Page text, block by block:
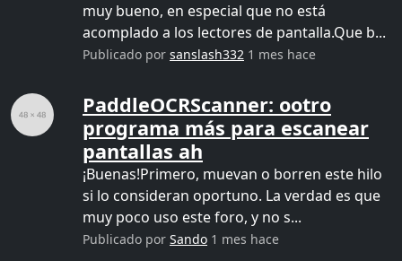
muy bueno, en especial que no está
acomplado a los lectores de pantalla.Que b...
Publicado por sanslash332 1 mes hace
PaddleOCRScanner: ootro
programa más para escanear
pantallas ah
¡Buenas!Primero, muevan o borren este hilo
si lo consideran oportuno. La verdad es que
muy poco uso este foro, y no s...
Publicado por Sando 1 mes hace